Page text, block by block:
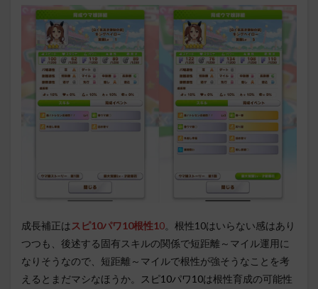
成長補正は スピ10パワ10根性10。根性10はいらない感はあり
つつも、後述する固有スキルの関係で短距離～マイル運用に
なりそうなので、短距離～マイルで根性が強そうなことを考
えるとまだマシなほうか。
スピ10パワ10は根性育成の可能性